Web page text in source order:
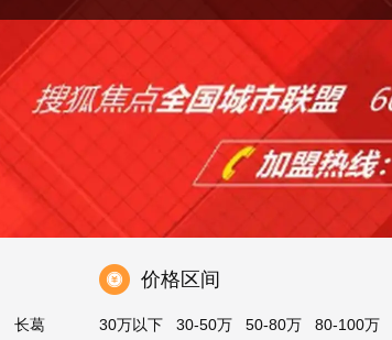
长葛
价格区间
30万以下 30-50万 50-80万
80-100万